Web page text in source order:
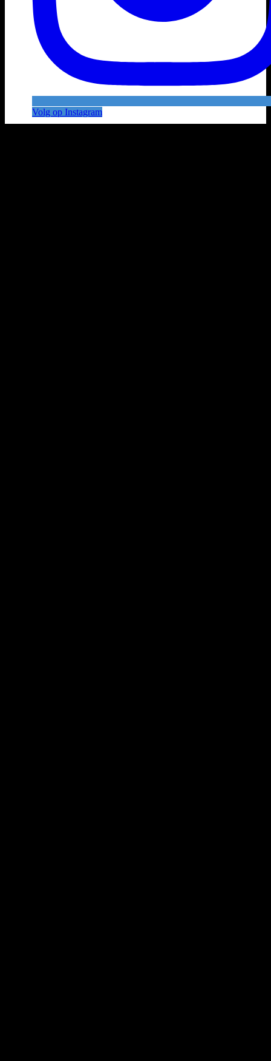
Volg op Instagram